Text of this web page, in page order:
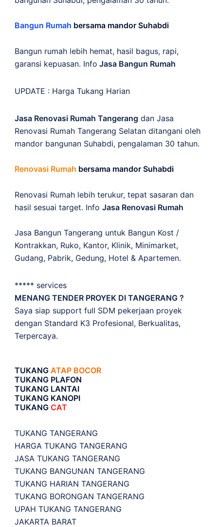
Bangun Rumah bersama mandor Suhabdi
Bangun rumah lebih hemat, hasil bagus, rapi,
garansi kepuasan. Info Jasa Bangun Rumah
UPDATE : Harga Tukang Harian
Jasa Renovasi Rumah Tangerang dan Jasa
Renovasi Rumah Tangerang Selatan ditangani oleh
mandor bangunan Suhabdi, pengalaman 30 tahun.
Renovasi Rumah bersama mandor Suhabdi
Renovasi Rumah lebih terukur, tepat sasaran dan
hasil sesuai target. Info Jasa Renovasi Rumah
Jasa Bangun Tangerang untuk Bangun Kost /
Kontrakkan, Ruko, Kantor, Klinik, Minimarket,
Gudang, Pabrik, Gedung, Hotel & Apartemen.
***** services
MENANG TENDER PROYEK DI TANGERANG ?
Saya siap support full SDM pekerjaan proyek
dengan Standard K3 Profesional, Berkualitas,
Terpercaya.
TUKANG ATAP BOCOR
TUKANG PLAFON
TUKANG LANTAI
TUKANG KANOPI
TUKANG CAT
TUKANG TANGERANG
HARGA TUKANG TANGERANG
JASA TUKANG TANGERANG
TUKANG BANGUNAN TANGERANG
TUKANG HARIAN TANGERANG
TUKANG BORONGAN TANGERANG
UPAH TUKANG TANGERANG
JAKARTA BARAT